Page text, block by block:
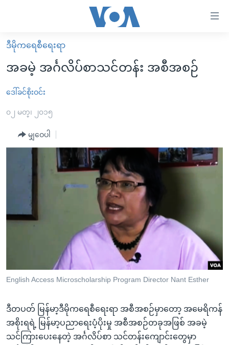
လွယ်ကူ
စေ
များ
အကြောင်းအရာ
ပင်မ
ရှာဖွေ
မူလစာမျက်နှာ
မြန်မာ
ကမ္ဘာ့သတင်းများ
နိုင်ငံတကာ
တရုတ်
အစ္စရေး-ပါလက်စတိုင်း
ဗွီဒီယို
ရပ်ဝန်းတခု လမ်းတခု အလွန်
အင်္ဂလိပ်စာလေ့လာမယ်
အမေရိကန်သုံးအီဒီယံ
မကြေးမုံရဲ့ အင်္ဂလိပ်စာ
ရုပ်ရှင်ထဲက အင်္ဂလိပ်စာ
သုတပဒေသာ အင်္ဂလိပ်စာ
အပတ်စဉ်ကဏ္ဍများ
ရေဒီယို
တီဗွီ
ရေဒီယိုနှင့်ရုပ်သံ အချက်အလက်များ
ရေဒီယို/တီဗွီအစီအစဉ်
Learning English
ဘာသာစကားများ
ဒီမိုကရေစီရေးရာ
အခမဲ့ အင်္ဂလိပ်စာသင်တန်း အစီအစဉ်
ဒေါ်ခင်စိုးဝင်း
၀၂ မတ္၊ ၂၀၁၅
မျှဝေပါ
English Access Microscholarship Program Director Nant Esther
ဒီတပတ် မြန်မာ့ဒီမိုကရေစီရေးရာ အစီအစဉ်မှာတော့ အမေရိကန်
အစိုးရရဲ့ မြန်မာ့ပညာရေးပံ့ပိုးမှု အစီအစဉ်တခုအဖြစ် အခမဲ့
သင်ကြားပေးနေတဲ့ အင်္ဂလိပ်စာ သင်တန်းကျောင်းတွေမှာ